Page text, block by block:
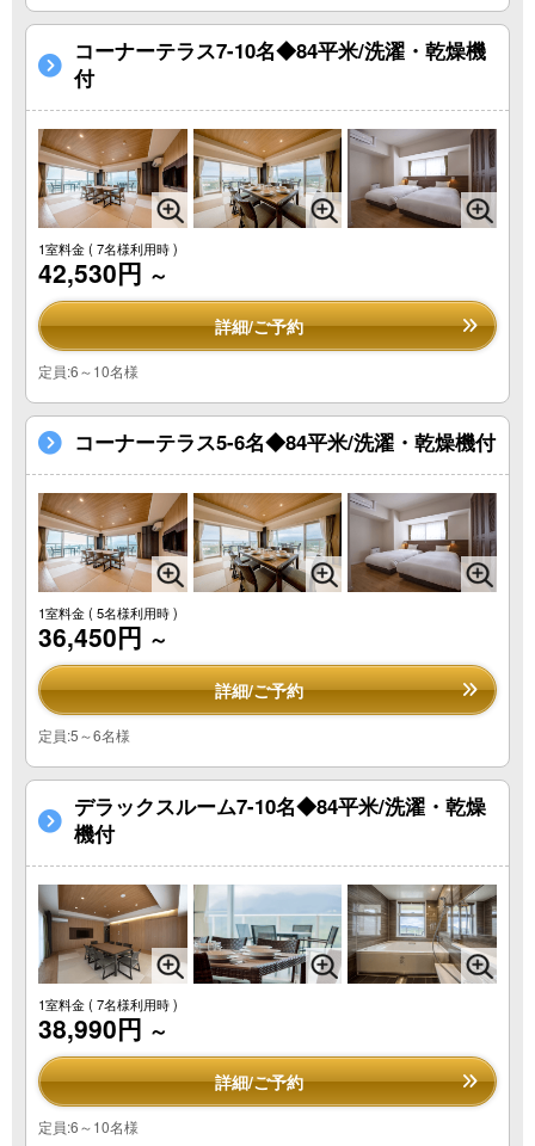
コーナーテラス7-10名◆84平米/洗濯・乾燥機
付
1室料金( 7名様利用時 )
42,530円 ～
詳細/ご予約
定員:6～10名様
コーナーテラス5-6名◆84平米/洗濯・乾燥機付
1室料金( 5名様利用時 )
36,450円 ～
詳細/ご予約
定員:5～6名様
デラックスルーム7-10名◆84平米/洗濯・乾燥
機付
1室料金( 7名様利用時 )
38,990円 ～
詳細/ご予約
定員:6～10名様